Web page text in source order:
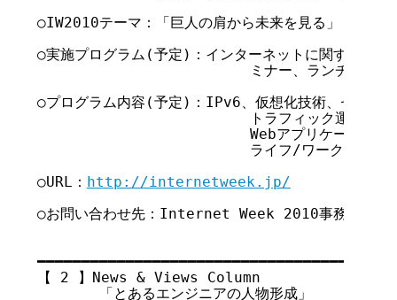
○IW2010テーマ：「巨人の肩から未来を見る」
○実施プログラム(予定)：インターネットに関するセミ
ミナー、ランチセミナ
○プログラム内容(予定)：IPv6、仮想化技術、セキュリ
トラフィック運用、ブ
Webアプリケーション安
ライフ/ワークスタイ
○URL： http://internetweek.jp/
○お問い合わせ先：Internet Week 2010事務局
【 2 】News & Views Column
       「とあるエンジニアの人物形成」